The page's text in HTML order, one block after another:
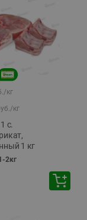
кг
кг
с.
1 кг
2кг